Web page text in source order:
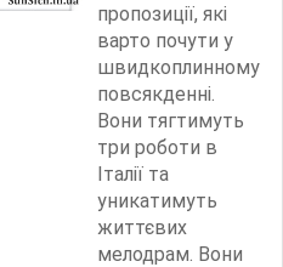
пропозиції, які
варто почути у
швидкоплинному
повсякденні.
Вони тягтимуть
три роботи в
Італії та
уникатимуть
життєвих
мелодрам. Вони